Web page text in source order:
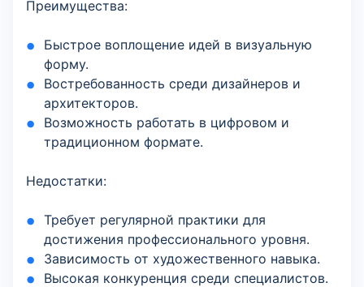
Преимущества:
Быстрое воплощение идей в визуальную
форму.
Востребованность среди дизайнеров и
архитекторов.
Возможность работать в цифровом и
традиционном формате.
Недостатки:
Требует регулярной практики для
достижения профессионального уровня.
Зависимость от художественного навыка.
Высокая конкуренция среди специалистов.